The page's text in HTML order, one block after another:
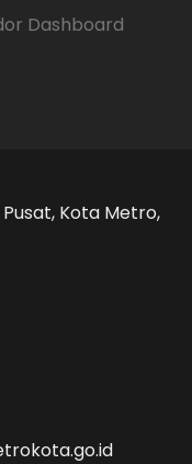
Dashboard
Kota Metro,